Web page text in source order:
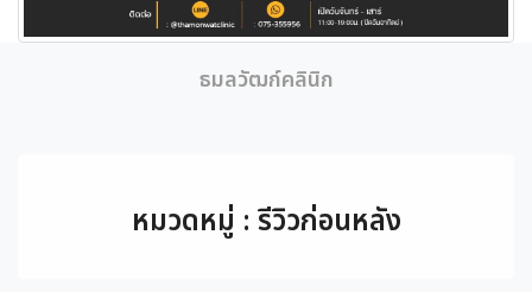
ธมลวัฒก์คลินิก
หมวดหมู่ : รีวิวก่อนหลัง